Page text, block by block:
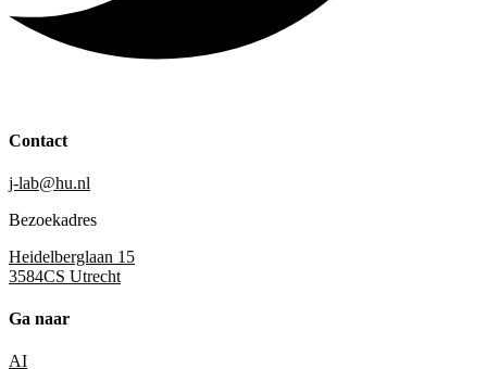
Contact
j-lab@hu.nl
Bezoekadres
Heidelberglaan 15
3584CS Utrecht
Ga naar
AI